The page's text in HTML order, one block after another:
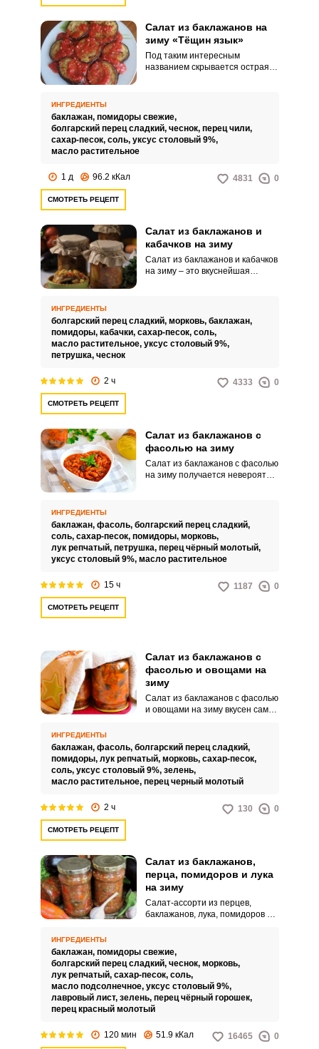
Салат из баклажанов на
зиму «Тёщин язык»
Под таким интересным
названием скрывается острая
кружочками, обжариваются до
легкой золотистости, а затем
закатываются в острой заливке
из помидоров, перца и чеснока.
ИНГРЕДИЕНТЫ
баклажан, помидоры свежие,
болгарский перец сладкий, чеснок, перец чили,
сахар-песок, соль, уксус столовый 9%,
масло растительное
1 д 96.2 кКал 4831 0
СМОТРЕТЬ РЕЦЕПТ
Салат из баклажанов и
кабачков на зиму
Салат из баклажанов и кабачков
на зиму – это вкуснейшая
сочетается с мясными и
рыбными блюдами, идеально
дополнит макаронные изделия,
рассыпчатый рис или отварной
ИНГРЕДИЕНТЫ
болгарский перец сладкий, морковь, баклажан,
помидоры, кабачки, сахар-песок, соль,
масло растительное, уксус столовый 9%,
петрушка, чеснок
2 ч 4333 0
СМОТРЕТЬ РЕЦЕПТ
Салат из баклажанов с
фасолью на зиму
Салат из баклажанов с фасолью
на зиму получается невероятно
готовится достаточно просто
при использовании доступных
ингредиентов.
ИНГРЕДИЕНТЫ
баклажан, фасоль, болгарский перец сладкий,
соль, сахар-песок, помидоры, морковь,
лук репчатый, петрушка, перец чёрный молотый,
уксус столовый 9%, масло растительное
15 ч 1187 0
СМОТРЕТЬ РЕЦЕПТ
Салат из баклажанов с
фасолью и овощами на
зиму
Салат из баклажанов с фасолью
и овощами на зиму вкусен сам
варианте фасоль заранее
замачиваем.
ИНГРЕДИЕНТЫ
баклажан, фасоль, болгарский перец сладкий,
помидоры, лук репчатый, морковь, сахар-песок,
соль, уксус столовый 9%, зелень,
масло растительное, перец черный молотый
2 ч 130 0
СМОТРЕТЬ РЕЦЕПТ
Салат из баклажанов,
перца, помидоров и лука
на зиму
Салат-ассорти из перцев,
баклажанов, лука, помидоров и
каждый в нем найдет что-то для
себя. Овощи нарезаются
кубиками и тушатся в общем
соку, приправляются
пряностями и зеленью.
ИНГРЕДИЕНТЫ
баклажан, помидоры свежие,
болгарский перец сладкий, чеснок, морковь,
лук репчатый, сахар-песок, соль,
масло подсолнечное, уксус столовый 9%,
лавровый лист, зелень, перец чёрный горошек,
перец красный молотый
120 мин 51.9 кКал 16465 0